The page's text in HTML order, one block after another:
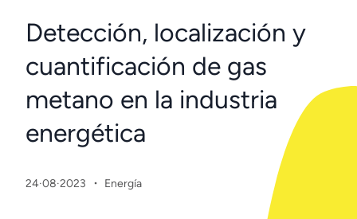
Detección, localización y
cuantificación de gas
metano en la industria
energética
24·08·2023 · Energía